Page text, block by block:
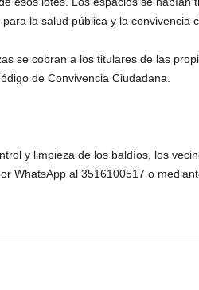
la salud pública y la convivencia
se cobran a los titulares de las
de Convivencia Ciudadana.
y limpieza de los baldíos, los
WhatsApp al 3516100517 o